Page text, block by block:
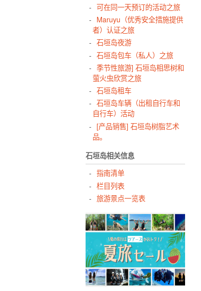
可在同一天预订的活动之旅
Maruyu（优秀安全措施提供
者）认证之旅
石垣岛夜游
石垣岛包车（私人）之旅
季节性旅游] 石垣岛相思树和
萤火虫欣赏之旅
石垣岛租车
石垣岛车辆（出租自行车和
自行车）活动
[产品销售] 石垣岛树脂艺术
品。
石垣岛相关信息
指南清单
栏目列表
旅游景点一览表